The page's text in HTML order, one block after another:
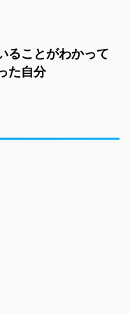
ることがわかって
た自分